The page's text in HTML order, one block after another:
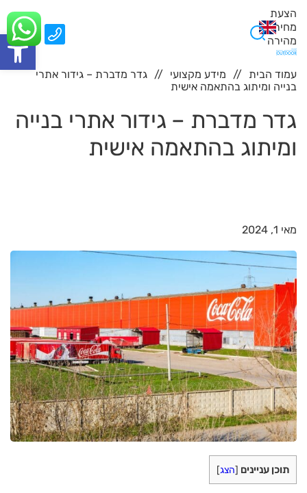
פתח
הצעת
מחיר
מהירה
0
עמוד הבית מידע מקצועי
גדר מדברת – גידור אתרי
בנייה ומיתוג בהתאמה אישית
גדר מדברת – גידור אתרי בנייה
ומיתוג בהתאמה אישית
מאי 1, 2024
תוכן עניינים [הצג]